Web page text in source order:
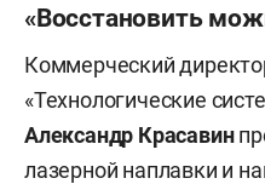
«Восстановить
Коммерческий
«Технологические
Александр Красавин
лазерной наплавки и